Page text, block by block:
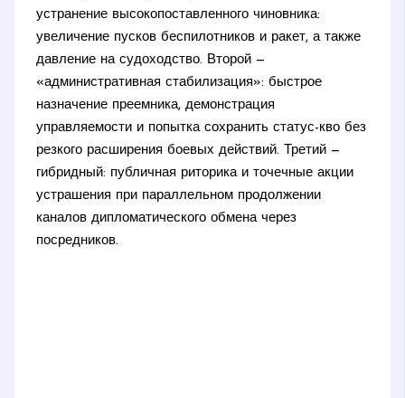
устранение высокопоставленного чиновника:
увеличение пусков беспилотников и ракет, а также
давление на судоходство. Второй —
«административная стабилизация»: быстрое
назначение преемника, демонстрация
управляемости и попытка сохранить статус-кво без
резкого расширения боевых действий. Третий —
гибридный: публичная риторика и точечные акции
устрашения при параллельном продолжении
каналов дипломатического обмена через
посредников.